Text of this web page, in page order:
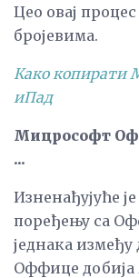
Цео овај
бројевима.
Како копирати
иПад
Мицрософт
...
Изненађујуће
поређењу са
једнака
Оффице добија